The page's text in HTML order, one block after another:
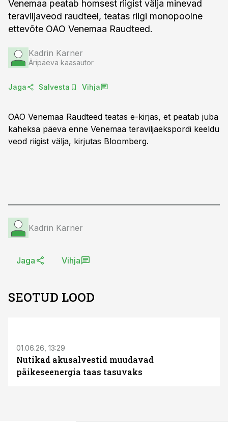
Venemaa peatab homsest riigist välja minevad
teraviljaveod raudteel, teatas riigi monopoolne
ettevõte OAO Venemaa Raudteed.
Kadrin Karner
Äripäeva kaasautor
Jaga Salvesta Vihja
OAO Venemaa Raudteed teatas e-kirjas, et peatab juba
kaheksa päeva enne Venemaa teraviljaekspordi keeldu
veod riigist välja, kirjutas Bloomberg.
Kadrin Karner
Jaga Vihja
SEOTUD LOOD
01.06.26, 13:29
Nutikad akusalvestid muudavad
päikeseenergia taas tasuvaks